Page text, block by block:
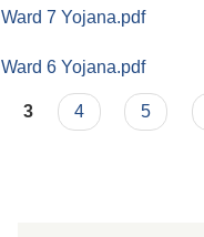
Ward 7 Yojana.pdf
Ward 6 Yojana.pdf
3 4 5